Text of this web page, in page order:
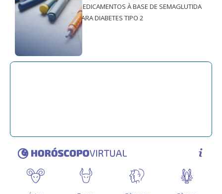
MEDICAMENTOS À BASE DE SEMAGLUTIDA
PARA DIABETES TIPO 2